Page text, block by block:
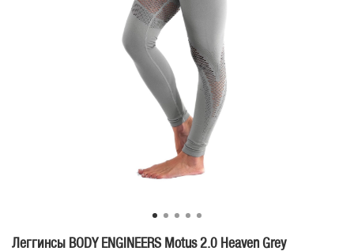
Леггинсы BODY ENGINEERS Motus 2.0 Heaven Grey